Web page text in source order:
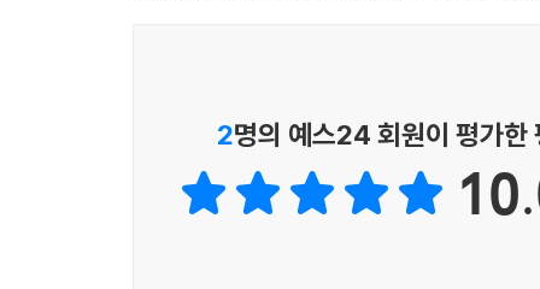
2명의 예스24 회원이 평가한